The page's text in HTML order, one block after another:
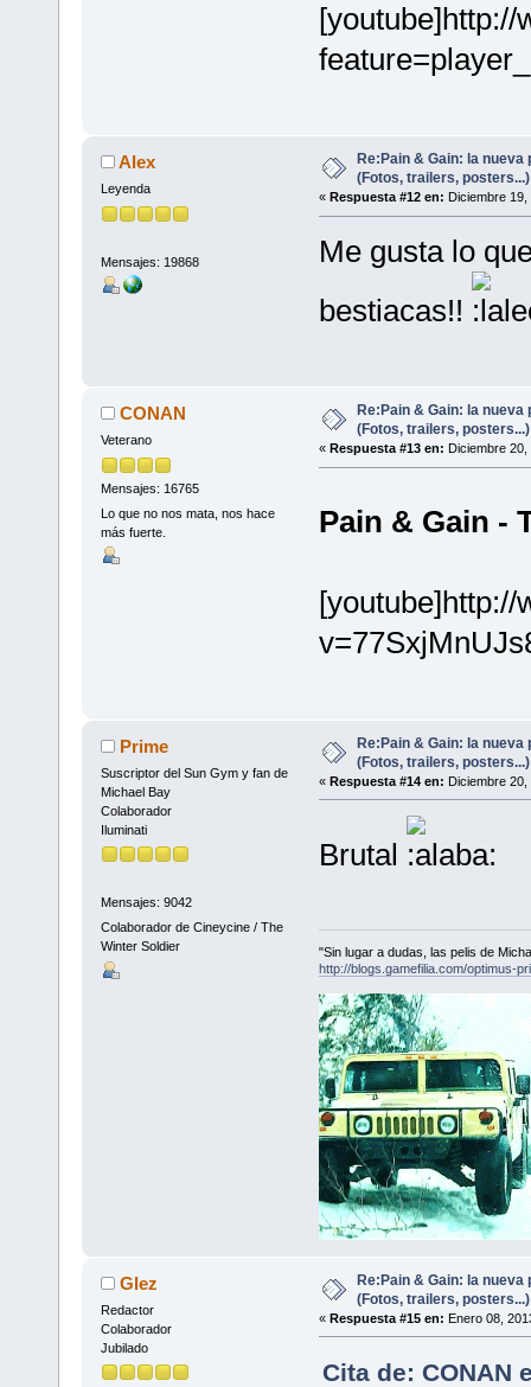
[youtube]http://
Alex
Leyenda
Mensajes: 19868
Re:Pain & Gain: la nueva
(Fotos, trailers, posters...)
« Respuesta #12 en: Diciembre
Me gusta lo
bestiacas!!
CONAN
Veterano
Mensajes: 16765
Lo que no nos mata, nos hace
más fuerte.
Re:Pain & Gain: la nueva
(Fotos, trailers, posters...)
« Respuesta #13 en: Diciembre
Pain & Gain -
[youtube]http://
Prime
Suscriptor del Sun Gym y fan de
Michael Bay
Colaborador
Iluminati
Mensajes: 9042
Colaborador de Cineycine / The
Winter Soldier
Re:Pain & Gain: la nueva
(Fotos, trailers, posters...)
« Respuesta #14 en: Diciembre 20,
Brutal
"Sin lugar a dudas, las pelis de
http://blogs.gamefilia.com/optimus-
Glez
Redactor
Colaborador
Jubilado
Re:Pain & Gain: la nueva
(Fotos, trailers, posters...)
« Respuesta #15 en: Enero 08,
Cita de: CONAN